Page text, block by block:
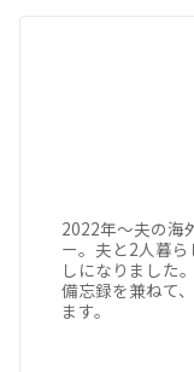
2022年〜夫の海
ー。夫と2人暮
しになりました。
備忘録を兼ねて
ます。